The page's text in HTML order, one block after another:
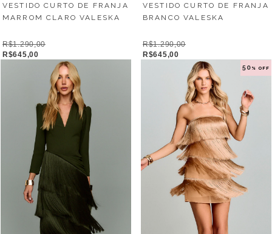
VESTIDO CURTO DE FRANJA
MARROM CLARO VALESKA
R$1.290,00
R$645,00
VESTIDO CURTO DE FRANJA
BRANCO VALESKA
R$1.290,00
R$645,00
50 % OFF